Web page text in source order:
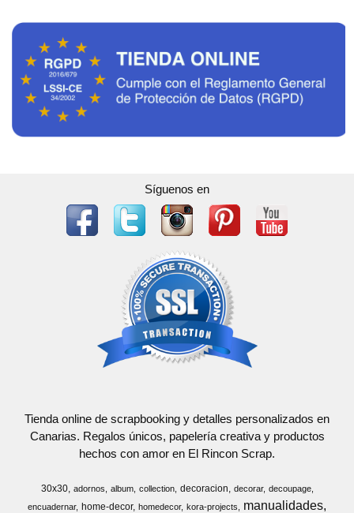
Síguenos en
Tienda online de scrapbooking y detalles personalizados en
Canarias. Regalos únicos, papelería creativa y productos
hechos con amor en El Rincon Scrap.
30x30 adornos album collection decoracion decorar
decoupage
encuadernar
home-decor homedecor kora-projects manualidades